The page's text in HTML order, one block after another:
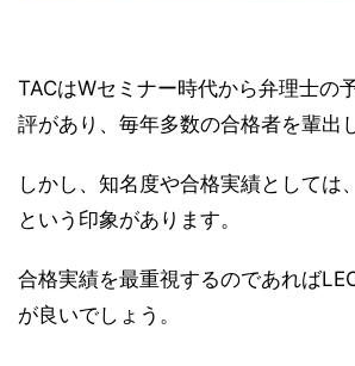
TACはWセミナー時代から弁理士の
評があり、毎年多数の合格者を輩出
しかし、知名度や合格実績としては
という印象があります。
合格実績を最重視するのであれば
が良いでしょう。